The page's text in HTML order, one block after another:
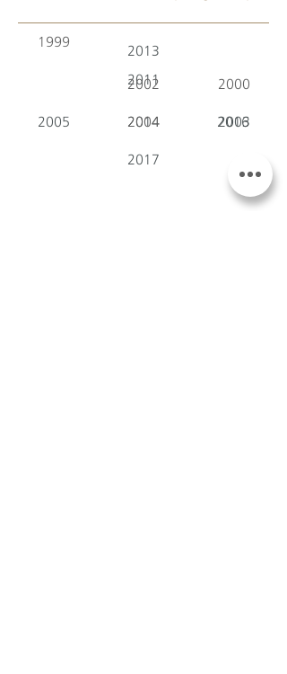
1999
2011 2000
2013
2002
2014 2003
2004 2016
2005
2017